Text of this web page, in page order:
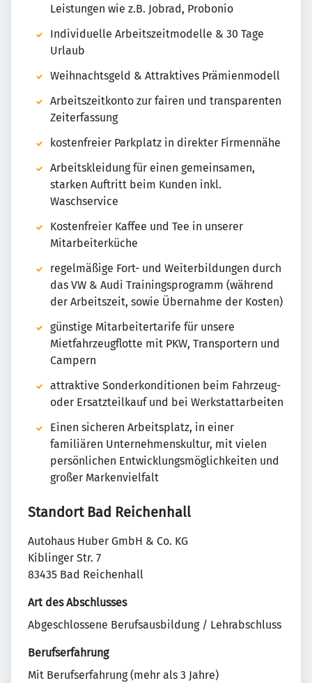
Leistungen wie z.B. Jobrad, Probonio
Individuelle Arbeitszeitmodelle & 30 Tage
Urlaub
Weihnachtsgeld & Attraktives Prämienmodell
Arbeitszeitkonto zur fairen und transparenten
Zeiterfassung
kostenfreier Parkplatz in direkter Firmennähe
Arbeitskleidung für einen gemeinsamen,
starken Auftritt beim Kunden inkl.
Waschservice
Kostenfreier Kaffee und Tee in unserer
Mitarbeiterküche
regelmäßige Fort- und Weiterbildungen durch
das VW & Audi Trainingsprogramm (während
der Arbeitszeit, sowie Übernahme der Kosten)
günstige Mitarbeitertarife für unsere
Mietfahrzeugflotte mit PKW, Transportern und
Campern
attraktive Sonderkonditionen beim Fahrzeug-
oder Ersatzteilkauf und bei Werkstattarbeiten
Einen sicheren Arbeitsplatz, in einer
familiären Unternehmenskultur, mit vielen
persönlichen Entwicklungsmöglichkeiten und
großer Markenvielfalt
Standort Bad Reichenhall
Autohaus Huber GmbH & Co. KG
Kiblinger Str. 7
83435 Bad Reichenhall
Art des Abschlusses
Abgeschlossene Berufsausbildung / Lehrabschluss
Berufserfahrung
Mit Berufserfahrung (mehr als 3 Jahre)